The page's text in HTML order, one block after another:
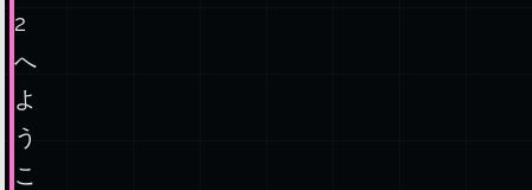
2
へ
よ
う
こ